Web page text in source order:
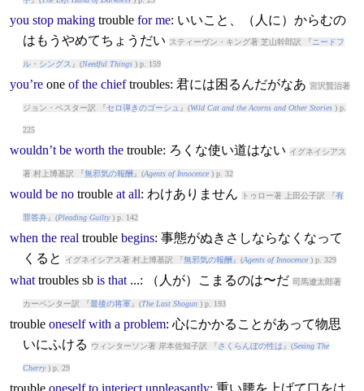
you stop making trouble for me: いいこと、（人に）からむの
はもうやめてちょうだい
スティーヴン・キング著 芝山幹郎訳 『 ニードフ
ル・シングス 』(Needful Things) p. 159
you’reone of the chief troubles: 君には困るんだがなあ 宮沢賢治著
ジョン・ベスター訳 『セロ弾きのゴーシュ 』(Wild Cat and the Acorns and Other Stories) p.
225
wouldn’t be worth the trouble: ろくな使い道はない イグネイシアス
著 村上博基訳 『無邪気の報酬 』(Agents of Innocence) p. 32
would be no trouble at all: わけありません トゥロー著 上田公子訳 『有
罪答弁』(Pleading Guilty) p. 142
when the real trouble begins: 事態がぬきさしならなくなって
くると
イグネイシアス著 村上博基訳 『無邪気の報酬 』(Agents of Innocence) p. 329
what troubles sb is that...: （人が）こまるのは〜だ 司馬遼太郎著
カーペンター訳 『最後の将軍』(The Last Shogun) p. 193
trouble oneself with a problem: 心にかかることがあって物思
いにふける
ウィンターソン著 岸本佐知子訳 『さくらんぼの性は 』(Sexing The
Cherry) p. 29
trouble oneself to interject unpleasantly: 重い腰を上げて口をは